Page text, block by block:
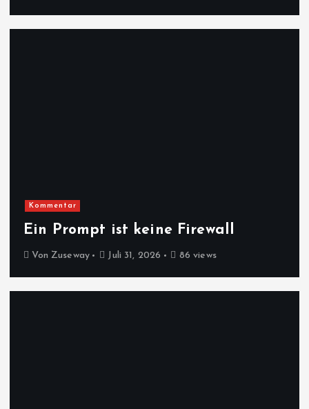
Kommentar
Ein Prompt ist keine Firewall
Von Zuseway Juli 31, 2026 86 views